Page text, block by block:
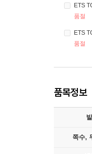
ETS
품절
ETS
품절
품목정보
쪽수,